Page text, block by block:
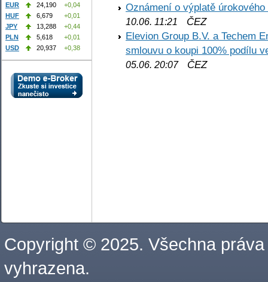
Oznámení o výplatě
10.06. 11:21
ČEZ
Elevion Group B.V. a Techem
smlouvu o koupi 100% podílu
05.06. 20:07ČEZ
EUR 24,190
+0,04
HUF
6,679
+0,01
JPY
13,288
+0,44
PLN
5,618
+0,01
USD
20,937 +0,38
Copyright © 2025. Všechna práva
vyhrazena.